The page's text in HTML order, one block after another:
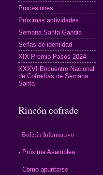
Procesiones
Próximas actividades
Semana Santa Gandia
Señas de identidad
XIX Premio Pasos 2024
XXXVI Encuentro Nacional
de Cofradías de Semana
Santa
Rincón cofrade
- Boletín Informativo
- Próxima Asamblea
- Como apuntarse